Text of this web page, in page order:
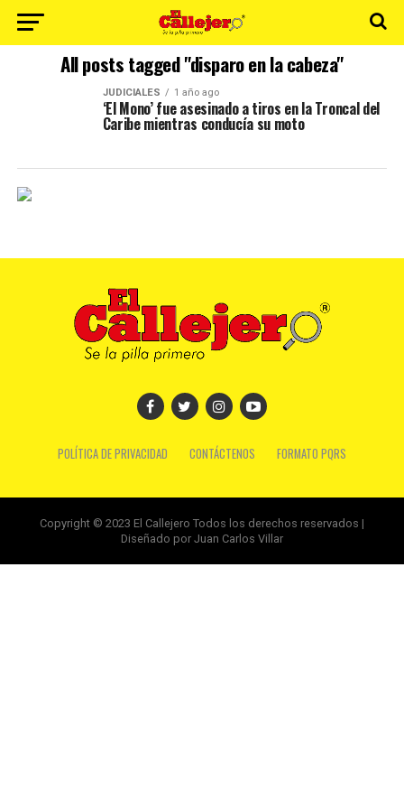
All posts tagged "disparo en la cabeza"
JUDICIALES 1 año ago
‘El Mono’ fue asesinado a tiros en la Troncal del
Caribe mientras conducía su moto
POLÍTICA DE PRIVACIDAD CONTÁCTENOS FORMATO PQRS
Copyright © 2023 El Callejero Todos los derechos reservados |
Diseñado por Juan Carlos Villar